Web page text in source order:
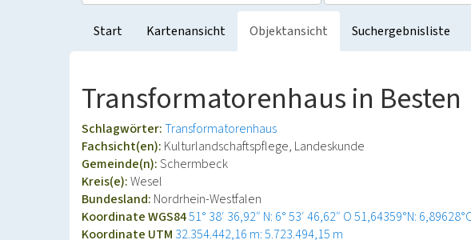
Start Kartenansicht Objektansicht Suchergebnisliste
Transformatorenhaus in Besten
Schlagwörter:Transformatorenhaus
Fachsicht(en): Kulturlandschaftspflege, Landeskunde
Gemeinde(n):Schermbeck
Kreis(e):Wesel
Bundesland: Nordrhein-Westfalen
Koordinate WGS8451° 38′ 36,92″ N: 6° 53′ 46,62″ O51,64359°N:
Koordinate UTM 32.354.442,16 m: 5.723.494,15 m